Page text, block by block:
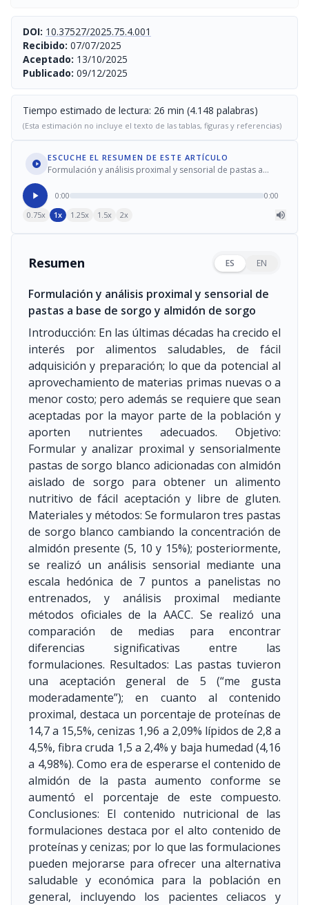
DOI: 10.37527/2025.75.4.001
Recibido: 07/07/2025
Aceptado: 13/10/2025
Publicado: 09/12/2025
Tiempo estimado de lectura: 26 min (4.148 palabras)
(Esta estimación no incluye el texto de las tablas, figuras y referencias)
ESCUCHE EL RESUMEN DE ESTE ARTÍCULO
Formulación y análisis proximal y sensorial de pastas a
0:00
0:00
0.75x
1x 1.25x 1.5x 2x
Resumen ES EN
Formulación y análisis proximal y sensorial de
pastas a base de sorgo y almidón de sorgo
Introducción: En las últimas décadas ha crecido el
interés por alimentos saludables, de fácil
adquisición y preparación; lo que da potencial al
aprovechamiento de materias primas nuevas o a
menor costo; pero además se requiere que sean
aceptadas por la mayor parte de la población y
aporten nutrientes adecuados. Objetivo:
Formular y analizar proximal y sensorialmente
pastas de sorgo blanco adicionadas con almidón
aislado de sorgo para obtener un alimento
nutritivo de fácil aceptación y libre de gluten.
Materiales y métodos: Se formularon tres pastas
de sorgo blanco cambiando la concentración de
almidón presente (5, 10 y 15%); posteriormente,
se realizó un análisis sensorial mediante una
escala hedónica de 7 puntos a panelistas no
entrenados, y análisis proximal mediante
métodos oficiales de la AACC. Se realizó una
comparación de medias para encontrar
diferencias significativas entre las
formulaciones. Resultados: Las pastas tuvieron
una aceptación general de 5 (“me gusta
moderadamente”); en cuanto al contenido
proximal, destaca un porcentaje de proteínas de
14,7 a 15,5%, cenizas 1,96 a 2,09% lípidos de 2,8 a
4,5%, fibra cruda 1,5 a 2,4% y baja humedad (4,16
a 4,98%). Como era de esperarse el contenido de
almidón de la pasta aumento conforme se
aumentó el porcentaje de este compuesto.
Conclusiones: El contenido nutricional de las
formulaciones destaca por el alto contenido de
proteínas y cenizas; por lo que las formulaciones
pueden mejorarse para ofrecer una alternativa
saludable y económica para la población en
general, incluyendo los pacientes celiacos y